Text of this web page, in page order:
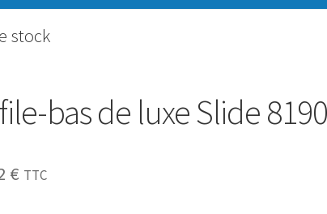
stock
bas de luxe Slide
€ TTC